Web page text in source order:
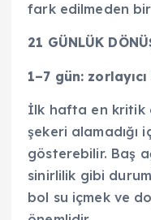
fark edilmeden bir
21 GÜNLÜK
1–7 gün:
İlk hafta en kritik
şekeri alamadığı
gösterebilir. Baş
sinirlilik gibi
bol su içmek ve